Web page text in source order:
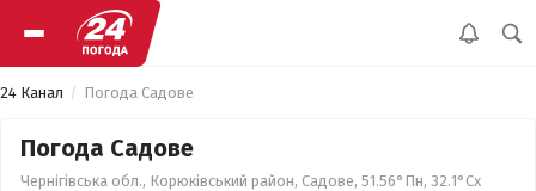
24 Канал Погода Садове
Погода Садове
Чернігівська обл., Корюківський район, Садове, 51.56°Пн, 32.1°Сх